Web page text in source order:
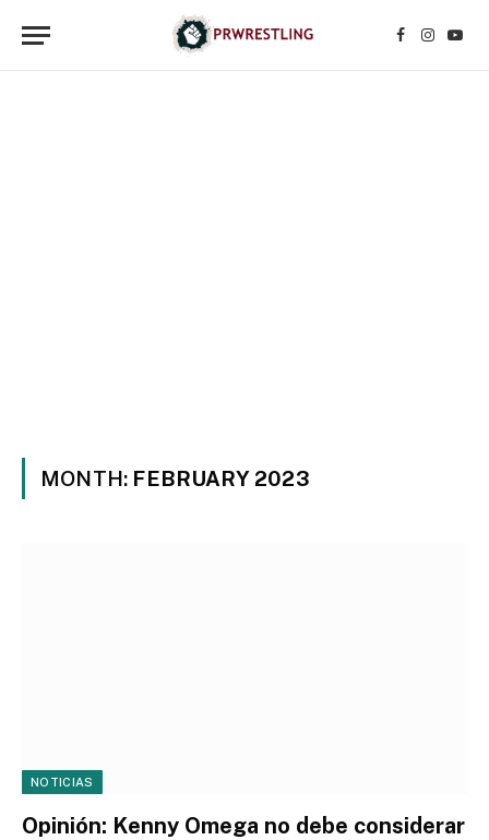
Facebook
MONTH: FEBRUARY 2023
NOTICIAS
Opinión: Kenny Omega no debe considerar